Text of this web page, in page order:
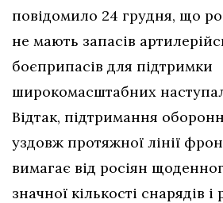
повідомило 24 грудня, що
не мають запасів
боєприпасів для підтримки
широкомасштабних
Відтак, підтримання
уздовж протяжної лінії
вимагає від росіян
значної кількості снарядів і